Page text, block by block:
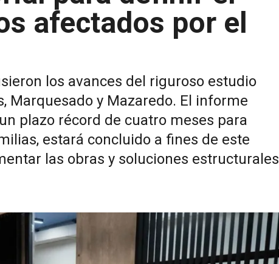
afectados por el
los avances del riguroso estudio
Marquesado y Mazaredo. El informe
plazo récord de cuatro meses para
estará concluido a fines de este
las obras y soluciones estructurales